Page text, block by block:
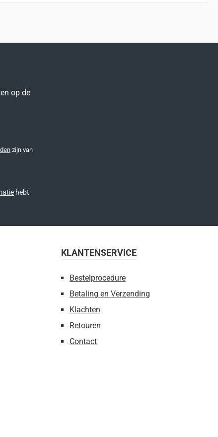
op de
zijn van
hebt
KLANTENSERVICE
Bestelprocedure
Betaling en Verzending
Klachten
Retouren
Contact